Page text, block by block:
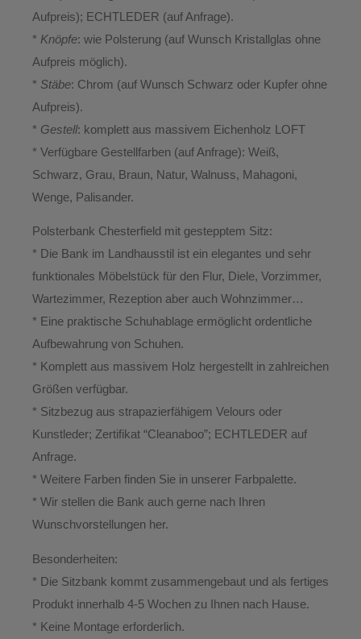
Aufpreis); ECHTLEDER (auf Anfrage).
* Knöpfe: wie Polsterung (auf Wunsch Kristallglas ohne
Aufpreis möglich).
* Stäbe: Chrom (auf Wunsch Schwarz oder Kupfer ohne
Aufpreis).
* Gestell: komplett aus massivem Eichenholz LOFT
* Verfügbare Gestellfarben (auf Anfrage): Weiß,
Schwarz, Grau, Braun, Natur, Walnuss, Mahagoni,
Wenge, Palisander.
Polsterbank Chesterfield mit gestepptem Sitz:
* Die Bank im Landhausstil ist ein elegantes und sehr
funktionales Möbelstück für den Flur, Diele, Vorzimmer,
Wartezimmer, Rezeption aber auch Wohnzimmer…
* Eine praktische Schuhablage ermöglicht ordentliche
Aufbewahrung von Schuhen.
* Komplett aus massivem Holz hergestellt in zahlreichen
Größen verfügbar.
* Sitzbezug aus strapazierfähigem Velours oder
Kunstleder; Zertifikat “Cleanaboo”; ECHTLEDER auf
Anfrage.
* Weitere Farben finden Sie in unserer Farbpalette.
* Wir stellen die Bank auch gerne nach Ihren
Wunschvorstellungen her.
Besonderheiten:
* Die Sitzbank kommt zusammengebaut und als fertiges
Produkt innerhalb 4-5 Wochen zu Ihnen nach Hause.
* Keine Montage erforderlich.